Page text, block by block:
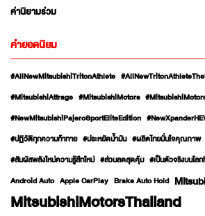
ค่านิยามร่วม
คำยอดนิยม
#AllNewMitsubishiTritonAthlete
#MitsubishiAttrage #MitsubishiMotors
#NewMitsubishiPajeroSportEliteEdition
#ปฏิวัติทุกความท้าทาย #ประหยัดน้ำมัน #ผลิตไทยมั่นใจคุณภาพ
#สัมผัสพลังใหม่ความรู้สึกใหม่ #ส่วนลดสุดคุ้ม #เป็นตัวจริงบนโล
Android Auto Apple CarPlay Brake Auto Hold
MitsubishiMotorsThailand